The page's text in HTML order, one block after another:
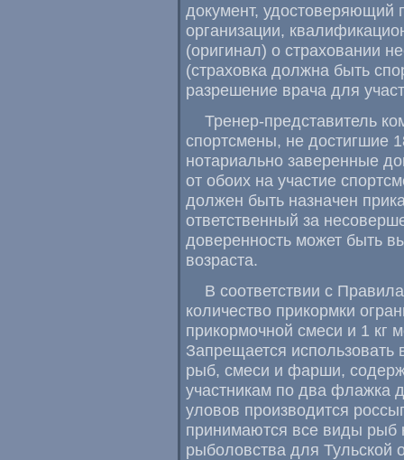
документ, удостоверяющий
организации,
(оригинал) о страховании
(страховка должна быть
разрешение врача для
Тренер-представитель
спортсмены, не достигшие
нотариально заверенные
от обоих на участие
должен быть назначен
ответственный за
доверенность может быть
возраста.
В соответствии с
количество прикормки
прикормочной смеси и 1 кг
Запрещается использовать
рыб, смеси и фарши,
участникам по два флажка
уловов производится
принимаются все виды
рыболовства для Тульской